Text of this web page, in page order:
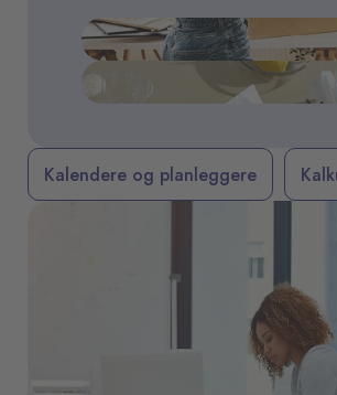
Samle kollegaer eller
Kalendere og planleggere